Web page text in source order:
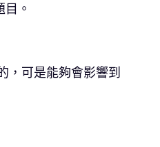
。
，可是能夠會影響到